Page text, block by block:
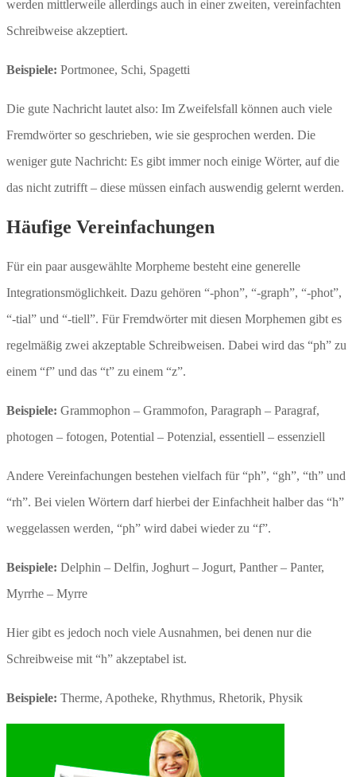
werden mittlerweile allerdings auch in einer zweiten, vereinfachten
Schreibweise akzeptiert.
Beispiele: Portmonee, Schi, Spagetti
Die gute Nachricht lautet also: Im Zweifelsfall können auch viele
Fremdwörter so geschrieben, wie sie gesprochen werden. Die
weniger gute Nachricht: Es gibt immer noch einige Wörter, auf die
das nicht zutrifft – diese müssen einfach auswendig gelernt werden.
Häufige Vereinfachungen
Für ein paar ausgewählte Morpheme besteht eine generelle
Integrationsmöglichkeit. Dazu gehören “-phon”, “-graph”, “-phot”,
“-tial” und “-tiell”. Für Fremdwörter mit diesen Morphemen gibt es
regelmäßig zwei akzeptable Schreibweisen. Dabei wird das “ph” zu
einem “f” und das “t” zu einem “z”.
Beispiele: Grammophon – Grammofon, Paragraph – Paragraf,
photogen – fotogen, Potential – Potenzial, essentiell – essenziell
Andere Vereinfachungen bestehen vielfach für “ph”, “gh”, “th” und
“rh”. Bei vielen Wörtern darf hierbei der Einfachheit halber das “h”
weggelassen werden, “ph” wird dabei wieder zu “f”.
Beispiele: Delphin – Delfin, Joghurt – Jogurt, Panther – Panter,
Myrrhe – Myrre
Hier gibt es jedoch noch viele Ausnahmen, bei denen nur die
Schreibweise mit “h” akzeptabel ist.
Beispiele: Therme, Apotheke, Rhythmus, Rhetorik, Physik